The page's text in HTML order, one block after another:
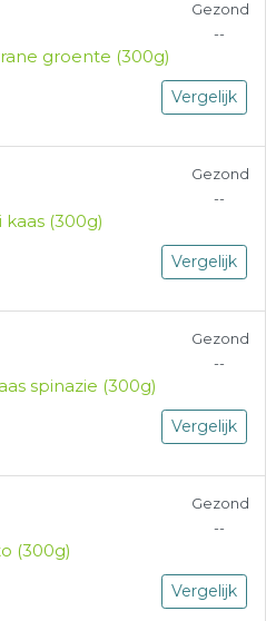
groente (300g)
Gezond
--
Vergelijk
(300g)
Gezond
--
Vergelijk
spinazie (300g)
Gezond
--
Vergelijk
(300g)
Gezond
--
Vergelijk